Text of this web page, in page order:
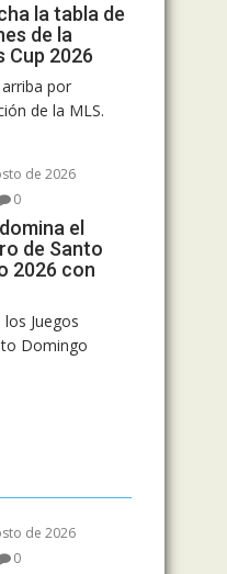
la tabla de
de la
Cup 2026
por
de la MLS.
de 2026
0
el
de Santo
2026 con
Juegos
Domingo
de 2026
0